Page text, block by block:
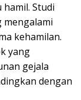
Studi
mengalami
kehamilan.
yang
gejala
dengan